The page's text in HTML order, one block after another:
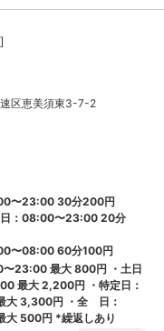
区恵美須東3-7-2
〜23:00 30分200円
日：08:00〜23:00 20分
〜08:00 60分100円
〜23:00 最大800円 ・土日
最大2,200円 ・特定日：
大3,300円 ・全 日：
大 500円 *繰返しあり